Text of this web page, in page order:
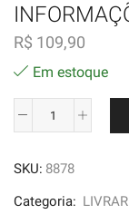
R$ 109,90
Em estoque
Preto:
Rap
SKU: 8878
Categoria: